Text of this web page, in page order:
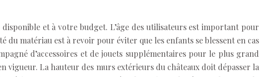
et à votre budget. L’âge des utilisateurs est important pour
matériau est à revoir pour éviter que les enfants se blessent en cas
d’accessoires et de jouets supplémentaires pour le plus grand
La hauteur des murs extérieurs du châteaux doit dépasser la